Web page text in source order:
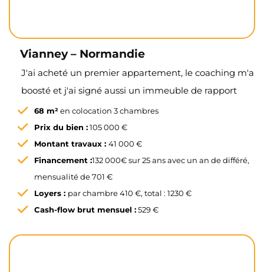
Vianney – Normandie
J'ai acheté un premier appartement, le coaching m'a
boosté et j'ai signé aussi un immeuble de rapport
68 m² en colocation 3 chambres
Prix du bien :105 000 €
Montant travaux : 41 000 €
Financement :132 000€ sur 25 ans avec un an de différé,
mensualité de 701 €
Loyers : par chambre 410 €, total : 1230 €
Cash-flow brut mensuel :529 €